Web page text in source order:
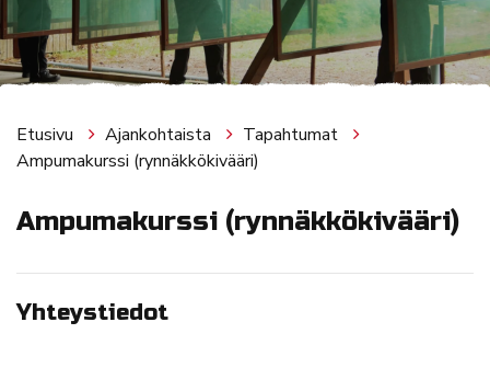
Etusivu Ajankohtaista
Tapahtumat
Ampumakurssi (rynnäkkökivääri)
Ampumakurssi (rynnäkkökivääri)
Yhteystiedot